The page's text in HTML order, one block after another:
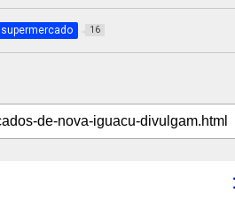
supermercado 16